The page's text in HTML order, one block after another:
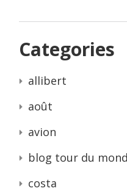
Categories
allibert
août
avion
blog tour du
costa